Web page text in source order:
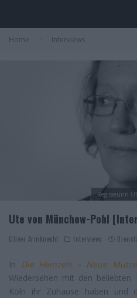
Home Interviews
Regisseurin
Ute von Münchow-Pohl
Oliver Armknecht Interviews
In Die Heinzels – Neue
Wiedersehen mit den beliebten
Köln ihr Zuhause haben und